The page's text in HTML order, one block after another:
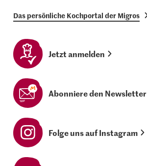
Das persönliche Kochportal der Migros
Jetzt anmelden
Abonniere den Newsletter
Folge uns auf Instagram